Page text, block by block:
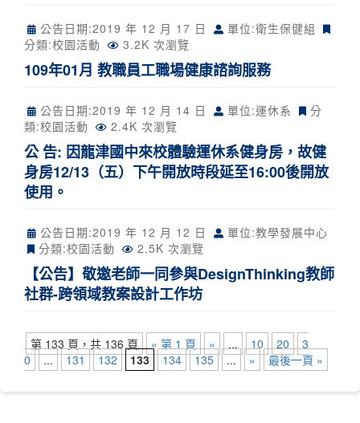
公告日期:2019 年 12 月 17 日
單位:衛生保健組
分類:校園活動 3.2K 次瀏覽
109年01月 教職員工職場健康諮詢服務
公告日期:2019 年 12 月 14 日 單位:運休系
分
類:校園活動 2.4K 次瀏覽
公 告: 因龍津國中來校體驗運休系健身房，故健
身房12/13（五）下午開放時段延至16:00後開放
使用。
公告日期:2019 年 12 月 12 日
單位:教學發展中心
分類:校園活動 2.5K 次瀏覽
【公告】敬邀老師一同參與DesignThinking教師
社群-跨領域教案設計工作坊
第 133 頁，共 136 頁 « 第 1 頁 « ... 10 20
3
0
... 131 132 133 134 135 ... » 最後一頁 »